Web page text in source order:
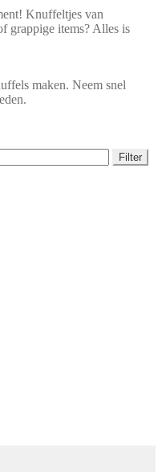
Knuffeltjes van
grappige items? Alles is
maken. Neem snel
Filter